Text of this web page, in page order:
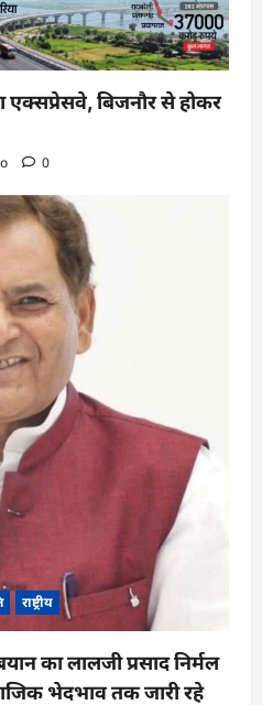
एक्सप्रेसवे, बिजनौर से होकर
0
राष्ट्रीय
का लालजी प्रसाद निर्मल
भेदभाव तक जारी रहे